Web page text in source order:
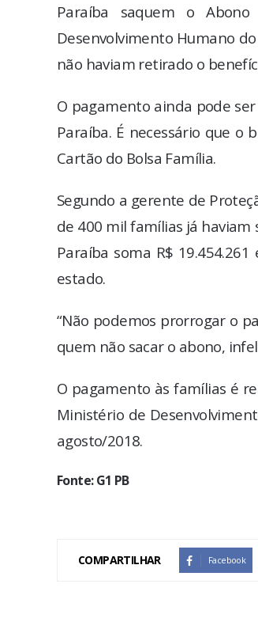
Paraíba saquem o
Desenvolvimento Humano
não haviam retirado o
O pagamento ainda pode
Paraíba. É necessário que
Cartão do Bolsa Família.
Segundo a gerente de
de 400 mil famílias já
Paraíba soma R$
estado.
“Não podemos prorrogar o
quem não sacar o abono,
O pagamento às famílias é
Ministério de
agosto/2018.
Fonte: G1 PB
COMPARTILHAR Facebook